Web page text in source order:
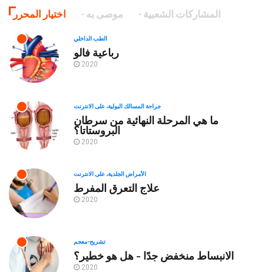
اختيار المحرر موصى به المشاركات الشعبية
الطب الداخلي
رباعية فالو
2020
جراحة المسالك البولية، على الانترنت
ما هي المرحلة النهائية من سرطان
البروستاتا؟
2020
الأمراض الجلدية، على الانترنت
علاج التعرق المفرط
2020
تشريح-معجم
الانبساط منخفض جدًا - هل هو خطير؟
2020